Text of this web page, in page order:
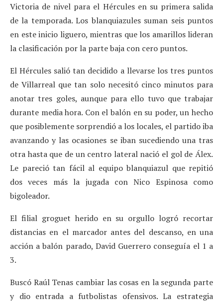
Victoria de nivel para el Hércules en su primera salida
de la temporada. Los blanquiazules suman seis puntos
en este inicio liguero, mientras que los amarillos lideran
la clasificación por la parte baja con cero puntos.
El Hércules salió tan decidido a llevarse los tres puntos
de Villarreal que tan solo necesitó cinco minutos para
anotar tres goles, aunque para ello tuvo que trabajar
durante media hora. Con el balón en su poder, un hecho
que posiblemente sorprendió a los locales, el partido iba
avanzando y las ocasiones se iban sucediendo una tras
otra hasta que de un centro lateral nació el gol de Álex.
Le pareció tan fácil al equipo blanquiazul que repitió
dos veces más la jugada con Nico Espinosa como
bigoleador.
El filial groguet herido en su orgullo logró recortar
distancias en el marcador antes del descanso, en una
acción a balón parado, David Guerrero conseguía el 1 a
3.
Buscó Raúl Tenas cambiar las cosas en la segunda parte
y dio entrada a futbolistas ofensivos. La estrategia